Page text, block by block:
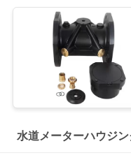
水道メーターハウジ